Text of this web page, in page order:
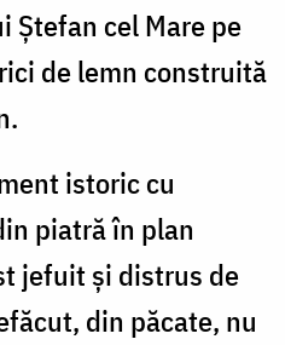
Ștefan cel Mare pe
de lemn construită
istoric cu
piatră în plan
jefuit și distrus de
din păcate, nu